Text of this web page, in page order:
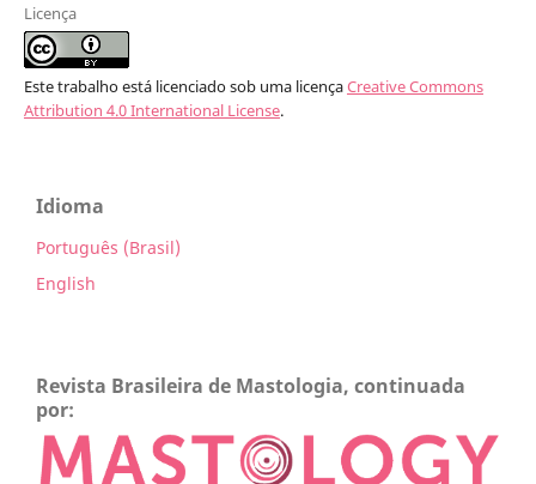
Licença
Este trabalho está licenciado sob uma licençaCreative Commons
Attribution 4.0 International License.
Idioma
Português (Brasil)
English
Revista Brasileira de Mastologia, continuada
por: